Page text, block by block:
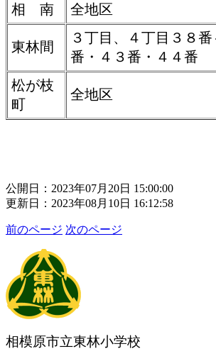
相 南 全地区
東林間
３丁目、４丁目３８番
番・４３番・４４番
松が枝
町
全地区
公開日：2023年07月20日 15:00:00
更新日：2023年08月10日 16:12:58
前のページ 次のページ
相模原市立東林小学校